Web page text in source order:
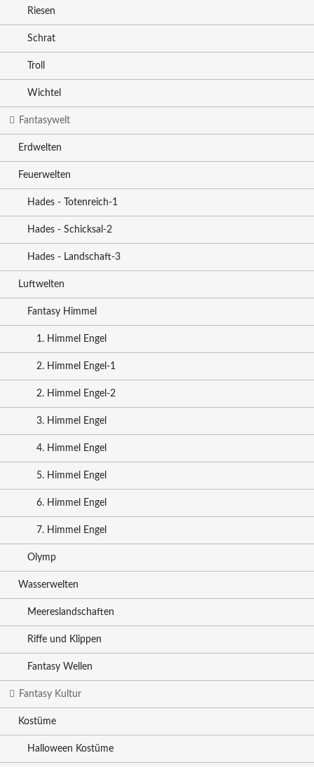
Riesen
Schrat
Troll
Wichtel
Fantasywelt
Erdwelten
Feuerwelten
Hades - Totenreich-1
Hades - Schicksal-2
Hades - Landschaft-3
Luftwelten
Fantasy Himmel
1. Himmel Engel
2. Himmel Engel-1
2. Himmel Engel-2
3. Himmel Engel
4. Himmel Engel
5. Himmel Engel
6. Himmel Engel
7. Himmel Engel
Olymp
Wasserwelten
Meereslandschaften
Riffe und Klippen
Fantasy Wellen
Fantasy Kultur
Kostüme
Halloween Kostüme